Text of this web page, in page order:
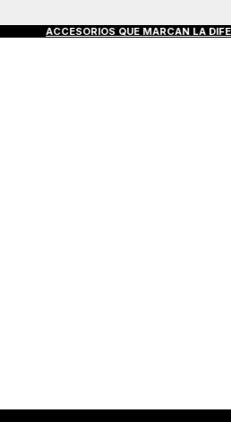
ACCESORIOS QUE MARCAN LA DIFERENCIA